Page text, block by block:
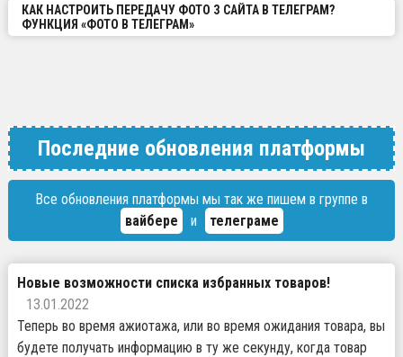
КАК НАСТРОИТЬ ПЕРЕДАЧУ ФОТО З САЙТА В ТЕЛЕГРАМ?
ФУНКЦИЯ «ФОТО В ТЕЛЕГРАМ»
Последние обновления платформы
Все обновления платформы мы так же пишем в группе в
вайбере
и телеграме
Новые возможности списка избранных товаров!
13.01.2022
Теперь во время ажиотажа, или во время ожидания товара, вы
будете получать информацию в ту же секунду, когда товар